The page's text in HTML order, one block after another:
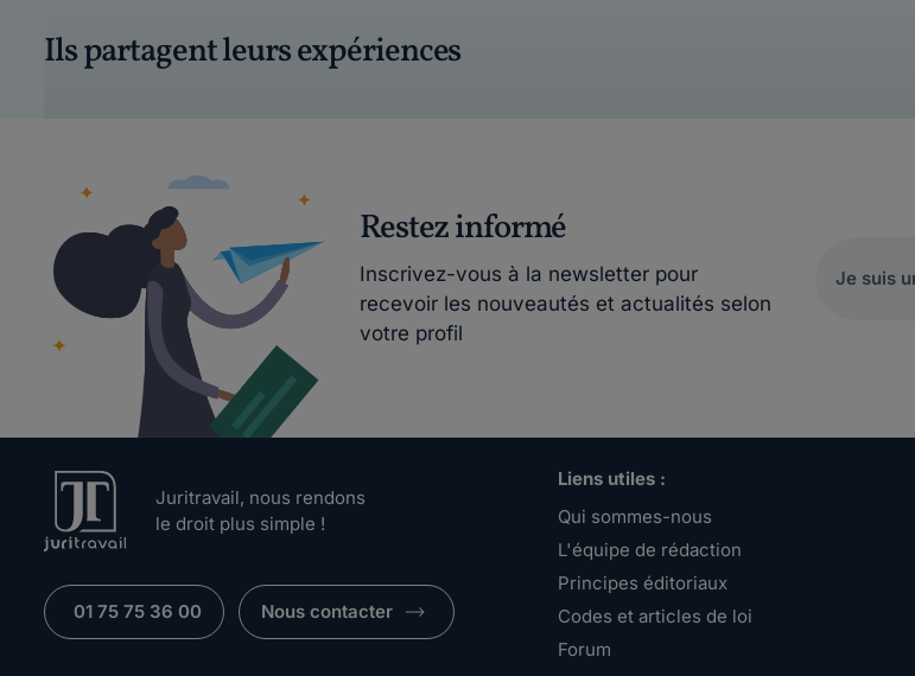
Ils partagent leurs expériences
Restez informé
Inscrivez-vous à la newsletter pour
recevoir les nouveautés et actualités selon
votre profil
Juritravail, nous rendons
le droit plus simple !
01 75 75 36 00 Nous contacter
Liens utiles :
Qui sommes-nous
L'équipe de rédaction
Principes éditoriaux
Codes et articles de loi
Forum